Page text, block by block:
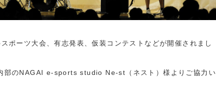
ポーツ大会、有志発表、仮装コンテストなどが開催されまし
部のNAGAI e-sports studio Ne-st（ネスト）様よりご協力い